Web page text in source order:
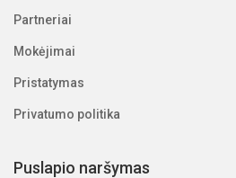
Partneriai
Mokėjimai
Pristatymas
Privatumo politika
Puslapio naršymas